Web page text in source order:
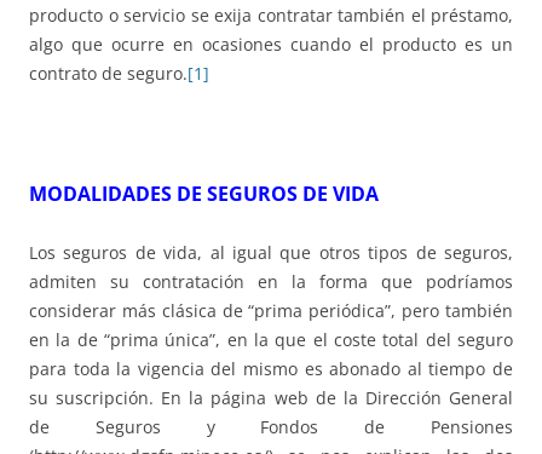
producto o servicio se exija contratar también el préstamo,
algo que ocurre en ocasiones cuando el producto es un
contrato de seguro.[1]
MODALIDADES DE SEGUROS DE VIDA
Los seguros de vida, al igual que otros tipos de seguros,
admiten su contratación en la forma que podríamos
considerar más clásica de “prima periódica”, pero también
en la de “prima única”, en la que el coste total del seguro
para toda la vigencia del mismo es abonado al tiempo de
su suscripción. En la página web de la Dirección General
de Seguros y Fondos de Pensiones